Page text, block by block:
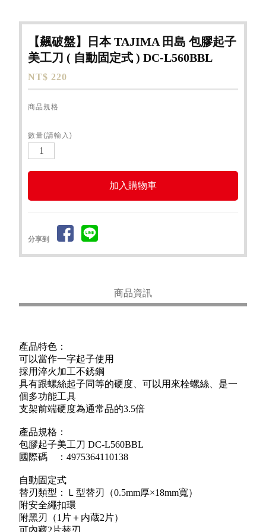
【飆破盤】日本 TAJIMA 田島 包膠起子
美工刀 ( 自動固定式 ) DC-L560BBL
NT$ 220
商品規格
數量(請輸入)
分享到
商品資訊
產品特色：
可以當作一字起子使用
採用淬火加工不銹鋼
具有跟螺絲起子同等的硬度、可以用來栓螺絲、是一
個多功能工具
支架前端硬度為通常品的3.5倍
產品規格：
包膠起子美工刀 DC-L560BBL
國際碼 ：4975364110138
自動固定式
替刃類型：Ｌ型替刃（0.5mm厚×18mm寬）
附安全繩扣環
附黑刃（1片＋内蔵2片）
可內藏2片替刃